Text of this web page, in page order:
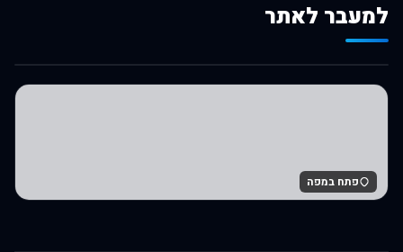
למעבר לאתר
לרכישה באלי אקספרס
פתח במפה